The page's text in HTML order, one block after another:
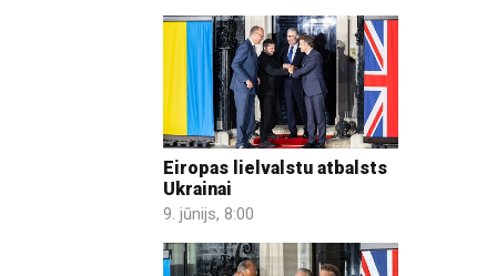
Eiropas lielvalstu atbalsts
Ukrainai
9. jūnijs, 8:00